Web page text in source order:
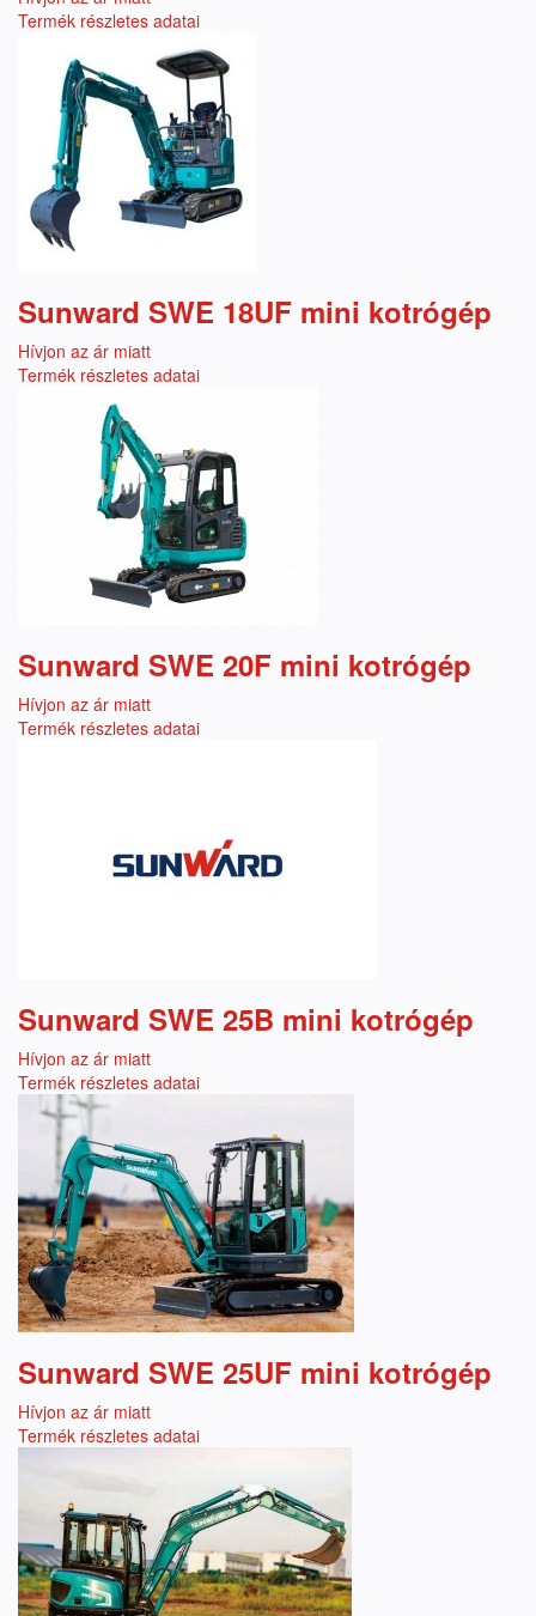
Termék részletes adatai
Sunward SWE 18UF mini kotrógép
Hívjon az ár miatt
Termék részletes adatai
Sunward SWE 20F mini kotrógép
Hívjon az ár miatt
Termék részletes adatai
Sunward SWE 25B mini kotrógép
Hívjon az ár miatt
Termék részletes adatai
Sunward SWE 25UF mini kotrógép
Hívjon az ár miatt
Termék részletes adatai